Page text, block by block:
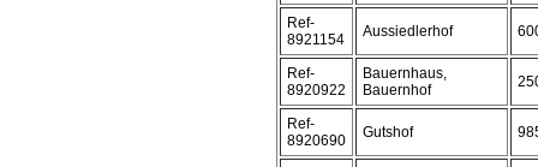
Ref-
8921154
Aussiedlerhof
Ref-
8920922
Bauernhaus,
Bauernhof
Ref-
8920690
Gutshof